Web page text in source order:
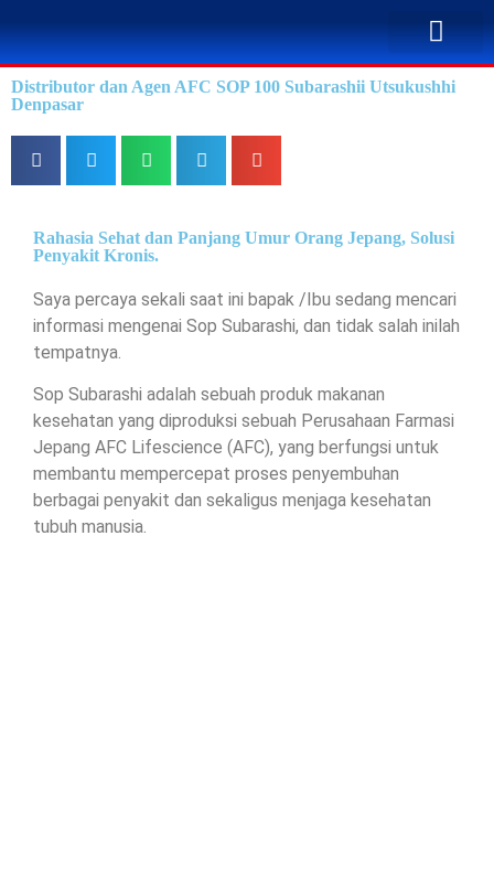
Distributor dan Agen AFC SOP 100 Subarashii Utsukushhi
Denpasar
Rahasia Sehat dan Panjang Umur Orang Jepang, Solusi
Penyakit Kronis.
Saya percaya sekali saat ini bapak /Ibu sedang mencari
informasi mengenai Sop Subarashi, dan tidak salah inilah
tempatnya.
Sop Subarashi adalah sebuah produk makanan
kesehatan yang diproduksi sebuah Perusahaan Farmasi
Jepang AFC Lifescience (AFC), yang berfungsi untuk
membantu mempercepat proses penyembuhan
berbagai penyakit dan sekaligus menjaga kesehatan
tubuh manusia.